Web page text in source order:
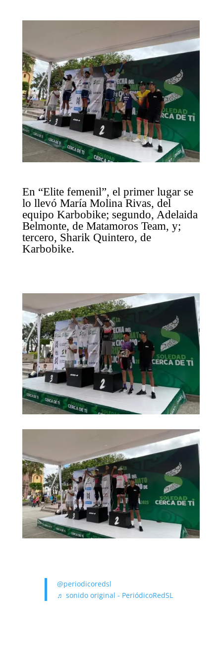
En “Elite femenil”, el primer lugar se
lo llevó María Molina Rivas, del
equipo Karbobike; segundo, Adelaida
Belmonte, de Matamoros Team, y;
tercero, Sharik Quintero, de
Karbobike.
@periodicoredsl
♬ sonido original - PeriódicoRedSL